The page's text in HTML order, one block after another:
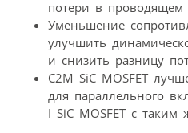
потери в проводящем
Уменьшение
улучшить
и снизить разницу
C2M SiC MOSFET
для параллельного
I SiC MOSFET с